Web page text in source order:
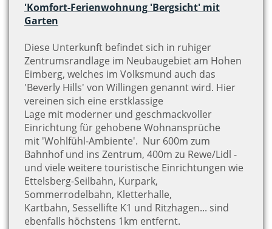
'Komfort-Ferienwohnung 'Bergsicht' mit
Garten
Diese Unterkunft befindet sich in ruhiger
Zentrumsrandlage im Neubaugebiet am Hohen
Eimberg, welches im Volksmund auch das
'Beverly Hills' von Willingen genannt wird. Hier
vereinen sich eine erstklassige
Lage mit moderner und geschmackvoller
Einrichtung für gehobene Wohnansprüche
mit 'Wohlfühl-Ambiente'. Nur 600m zum
Bahnhof und ins Zentrum, 400m zu Rewe/Lidl -
und viele weitere touristische Einrichtungen wie
Ettelsberg-Seilbahn, Kurpark,
Sommerrodelbahn, Kletterhalle,
Kartbahn, Sessellifte K1 und Ritzhagen... sind
ebenfalls höchstens 1km entfernt.